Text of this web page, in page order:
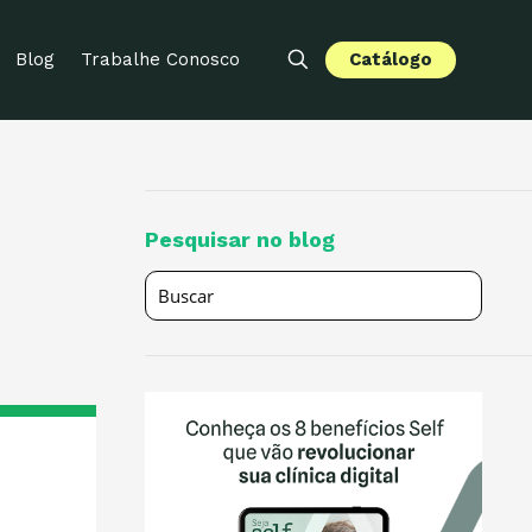
Blog Trabalhe Conosco Catálogo
Pesquisar no blog